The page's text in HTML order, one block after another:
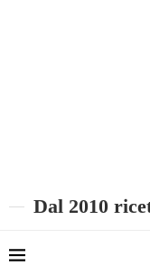
Dal 2010